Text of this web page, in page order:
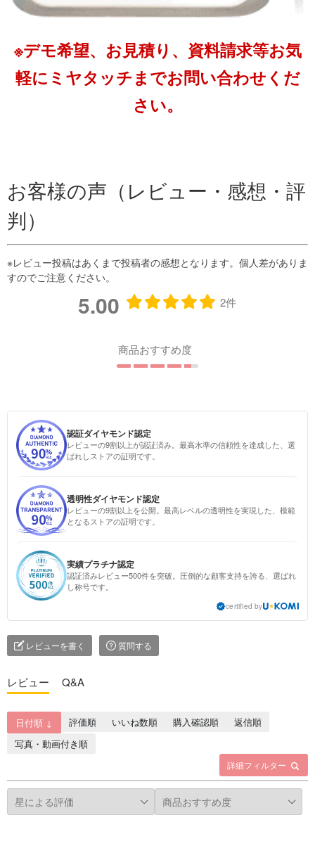
※デモ希望、お見積り、資料請求等お気
軽にミヤタッチまでお問い合わせくだ
さい。
お客様の声（レビュー・感想・評
判）
5.00 2件
商品おすすめ度
認証ダイヤモンド認定
レビューの9割以上が認証済み。最高水準の信頼性を達成した、選
ばれしストアの証明です。
透明性ダイヤモンド認定
レビューの9割以上を公開。最高レベルの透明性を実現した、模範
となるストアの証明です。
実績プラチナ認定
認証済みレビュー500件を突破。圧倒的な顧客支持を誇る、選ばれ
し称号です。
certified by
レビューを書く 質問する
レビュー Q&A
詳細フィルター
日付順 ↓ 評価順 いいね数順 購入確認順
返信順
写真・動画付き順